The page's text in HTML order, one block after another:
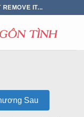
IT...
Sau